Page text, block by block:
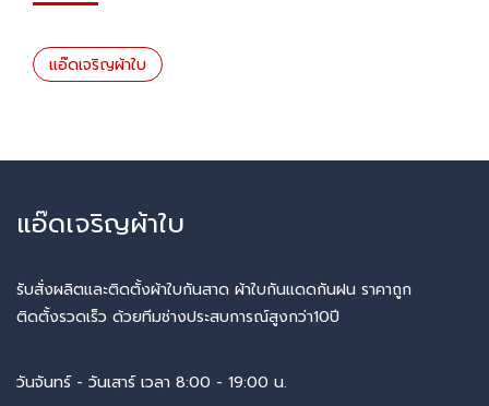
แอ๊ดเจริญผ้าใบ
แอ๊ดเจริญผ้าใบ
รับสั่งผลิตและติดตั้งผ้าใบกันสาด ผ้าใบกันแดดกันฝน ราคาถูก
ติดตั้งรวดเร็ว ด้วยทีมช่างประสบการณ์สูงกว่า10ปี
วันจันทร์ - วันเสาร์ เวลา 8:00 - 19:00 น.